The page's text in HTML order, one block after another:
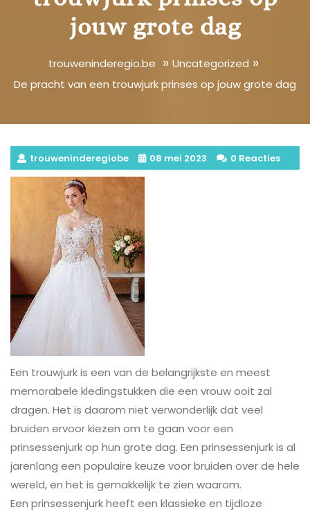
jouw grote dag
trouweninderegio.be » Uncategorized »
De pracht van een trouwjurk prinses op jouw grote dag
trouweninderegiobe 08 mei 2023 0 Reacties
Een trouwjurk is een van de belangrijkste en meest
memorabele kledingstukken die een vrouw ooit zal
dragen. Het is daarom niet verwonderlijk dat veel
bruiden ervoor kiezen om te gaan voor een
prinsessenjurk op hun grote dag. Een prinsessenjurk is al
jarenlang een populaire keuze voor bruiden over de hele
wereld, en het is gemakkelijk te zien waarom.
Een prinsessenjurk heeft een klassieke en tijdloze